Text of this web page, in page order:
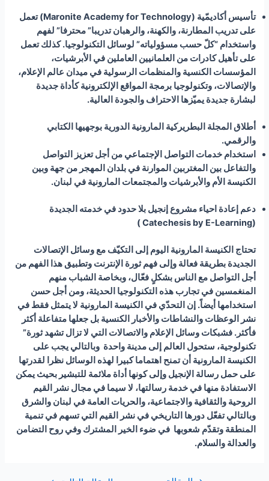
تأسيس أكاديمّية (Maronite Academy for Technology)
تعمل
على تدريب المطارنة، والكهنة، والرهبان تدريبا” محترفا” لفهم
واستخدام “كلّ حسب مسؤولياته” لوسائل التكنولوجيا. كذلك تعمل
على تأهيل كادرات من العلمانيين العاملين في الأبرشيات،
المؤسسات الكنسية والمنظمات الرسولية في ميدان عالم الإعلام،
والإتصالات، وتكنولوجيا برمجة المواقع الإلكترونية كأداة جديدة
لبشارة جديدة يميّزها الاحتراف والجودة العالية.
أطلاق المجلة البطريركية المارونية الدورية بوجهيها الكتابي
والرقمي.
استخدام خدمات التواصل الإجتماعي من أجل تعزيز التواصل
والتفاعل بين المغتربين الموارنة في بلدان المهجر من جهة وبين
الكنيسة الأم والأبرشيات والمجتمعات المارونية في لبنان.
دعم إعادة احياء مشروع إنجيل بلا حدود في خدمته الجديدة
(
Catechesis by E-Learning
)
تحتاج الكنيسة المارونية اليوم إلى التكيّف مع وسائل الإتصالات
الجديدة بطريقة فعالة وإلى فهم ثورة الإنترنت وتطبيق هذا الفهم من
أجل التواصل مع الناس بشكلٍ فعّال، وبخاصة الشباب منهم
المنغمسين في تجارب هذه التكنولوجيا الحديثة، ومن أجل حسن
استخدامها أيضاً. إن التحدّي في الكنيسة المارونية لا يتمثل فقط في
نشر الوعظات والنشاطات والأخبار الكنسية بل جعلها متفاعلة أكثر
فأكثر. فشبكات وسائل الإعلام والاتصالات التي لا تزال تشهد ثورة”
تكنولوجية، ستحول العالم إلى مدينة واحدة وبالتالي يجب على
الكنيسة المارونية أن تمنح اهتماما كبيرا لهذه الوسائل نظرا لقدرتها
على حمل رسالة الإنجيل وإلى كونها أداة ملائمة للتبشير بحيث يمكن
الاستفادة منها في خدمة رسالتها، لا سيما في مجال نشر القيم
الروحية والثقافية والاجتماعية، والحريات العامة في لبنان والشرق
وبالتالي تفعّل دورها التاريخي في نشر القيم التي تسهم في تنمية
المنطقة وتقدّم شعوبها في ضوء الخير المشترك وفي روح التضامن
والعدالة والسلام.